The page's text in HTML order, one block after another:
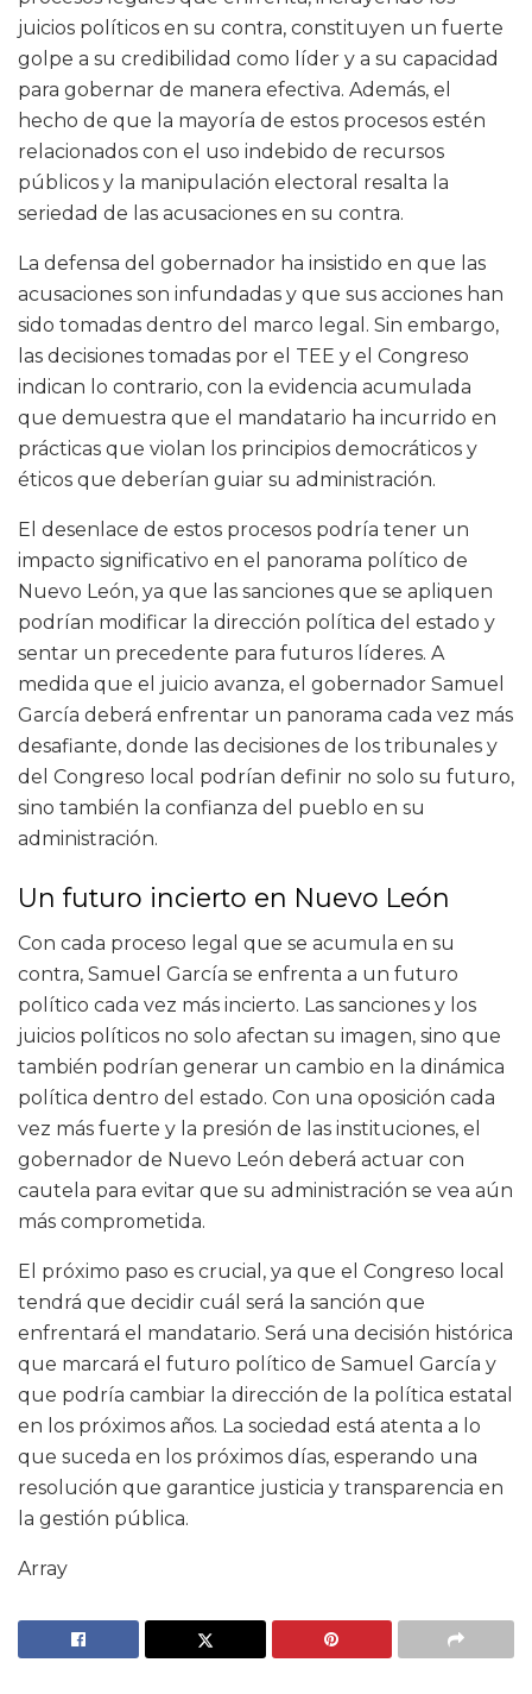
juicios políticos en su contra, constituyen un fuerte
golpe a su credibilidad como líder y a su capacidad
para gobernar de manera efectiva. Además, el
hecho de que la mayoría de estos procesos estén
relacionados con el uso indebido de recursos
públicos y la manipulación electoral resalta la
seriedad de las acusaciones en su contra.
La defensa del gobernador ha insistido en que las
acusaciones son infundadas y que sus acciones han
sido tomadas dentro del marco legal. Sin embargo,
las decisiones tomadas por el TEE y el Congreso
indican lo contrario, con la evidencia acumulada
que demuestra que el mandatario ha incurrido en
prácticas que violan los principios democráticos y
éticos que deberían guiar su administración.
El desenlace de estos procesos podría tener un
impacto significativo en el panorama político de
Nuevo León, ya que las sanciones que se apliquen
podrían modificar la dirección política del estado y
sentar un precedente para futuros líderes. A
medida que el juicio avanza, el gobernador Samuel
García deberá enfrentar un panorama cada vez más
desafiante, donde las decisiones de los tribunales y
del Congreso local podrían definir no solo su futuro,
sino también la confianza del pueblo en su
administración.
Un futuro incierto en Nuevo León
Con cada proceso legal que se acumula en su
contra, Samuel García se enfrenta a un futuro
político cada vez más incierto. Las sanciones y los
juicios políticos no solo afectan su imagen, sino que
también podrían generar un cambio en la dinámica
política dentro del estado. Con una oposición cada
vez más fuerte y la presión de las instituciones, el
gobernador de Nuevo León deberá actuar con
cautela para evitar que su administración se vea aún
más comprometida.
El próximo paso es crucial, ya que el Congreso local
tendrá que decidir cuál será la sanción que
enfrentará el mandatario. Será una decisión histórica
que marcará el futuro político de Samuel García y
que podría cambiar la dirección de la política estatal
en los próximos años. La sociedad está atenta a lo
que suceda en los próximos días, esperando una
resolución que garantice justicia y transparencia en
la gestión pública.
Array